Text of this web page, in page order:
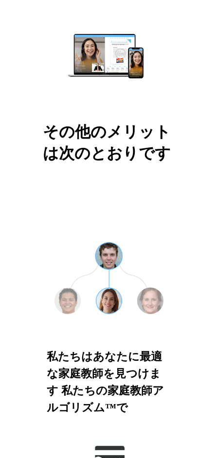
その他のメリット
は次のとおりです
私たちはあなたに最適
な家庭教師を見つけま
す 私たちの家庭教師ア
ルゴリズム™で